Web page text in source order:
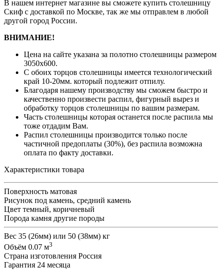
В нашем интернет магазине вы сможете купить столешницу
Скиф с доставкой по Москве, так же мы отправлем в любой
другой город России.
ВНИМАНИЕ!
Цена на сайте указана за полотно столешницы размером
3050х600.
С обоих торцов столешницы имеется технологический
край 10-20мм. который подлежит отпилу.
Благодаря нашему производству мы сможем быстро и
качественно произвести распил, фигурный вырез и
обработку торцов столешницы по вашим размерам.
Часть столешницы которая останется после распила мы
тоже отдадим Вам.
Распил столешницы производится только после
частичной предоплаты (30%), без распила возможна
оплата по факту доставки.
Характеристики товара
Поверхность матовая
Рисунок под камень, средний камень
Цвет темный, коричневый
Порода камня другие породы
Вес 35 (26мм) или 50 (38мм) кг
Объём 0.07 м3
Страна изготовления Россия
Гарантия 24 месяца